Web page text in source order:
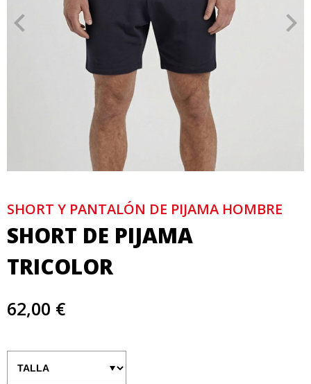
SHORT Y PANTALÓN DE PIJAMA HOMBRE
SHORT DE PIJAMA
TRICOLOR
62,00 €